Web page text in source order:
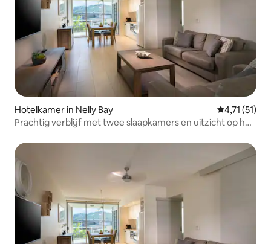
Hotelkamer in Nelly Bay Gemiddelde
4,71 (51)
Prachtig verblijf met twee slaapkamers en uitzicht op het